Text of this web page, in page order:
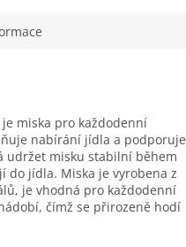
miska pro každodenní
nabírání jídla a podporuje
udržet misku stabilní během
do jídla. Miska je vyrobena z
je vhodná pro každodenní
čímž se přirozeně hodí